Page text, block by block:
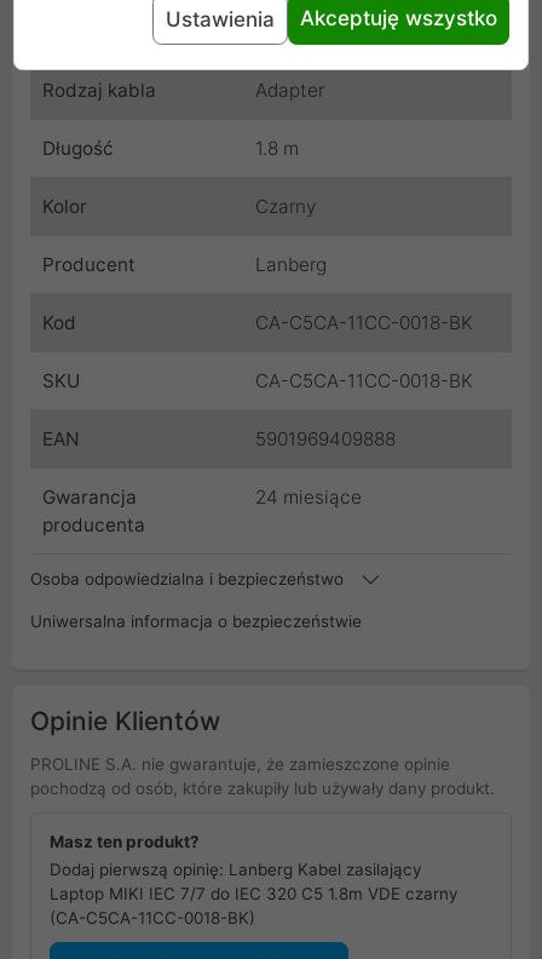
IEC320 C5
Rodzaj kabla Adapter
Długość 1.8 m
Kolor Czarny
Producent Lanberg
Kod CA-C5CA-11CC-0018-BK
SKU CA-C5CA-11CC-0018-BK
EAN 5901969409888
Gwarancja
producenta
24 miesiące
Osoba odpowiedzialna i bezpieczeństwo
Uniwersalna informacja o bezpieczeństwie
Opinie Klientów
PROLINE S.A. nie gwarantuje, że zamieszczone opinie
pochodzą od osób, które zakupiły lub używały dany produkt.
Masz ten produkt?
Dodaj pierwszą opinię: Lanberg Kabel zasilający
Laptop MIKI IEC 7/7 do IEC 320 C5 1.8m VDE czarny
(CA-C5CA-11CC-0018-BK)
Ustawienia Akceptuję wszystko